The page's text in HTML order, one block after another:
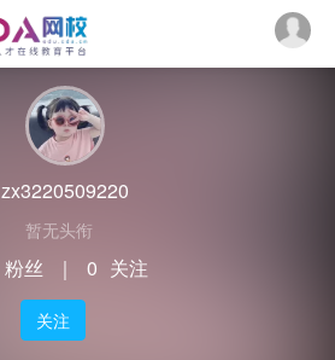
zx3220509220
暂无头衔
粉丝 ｜ 0 关注
关注